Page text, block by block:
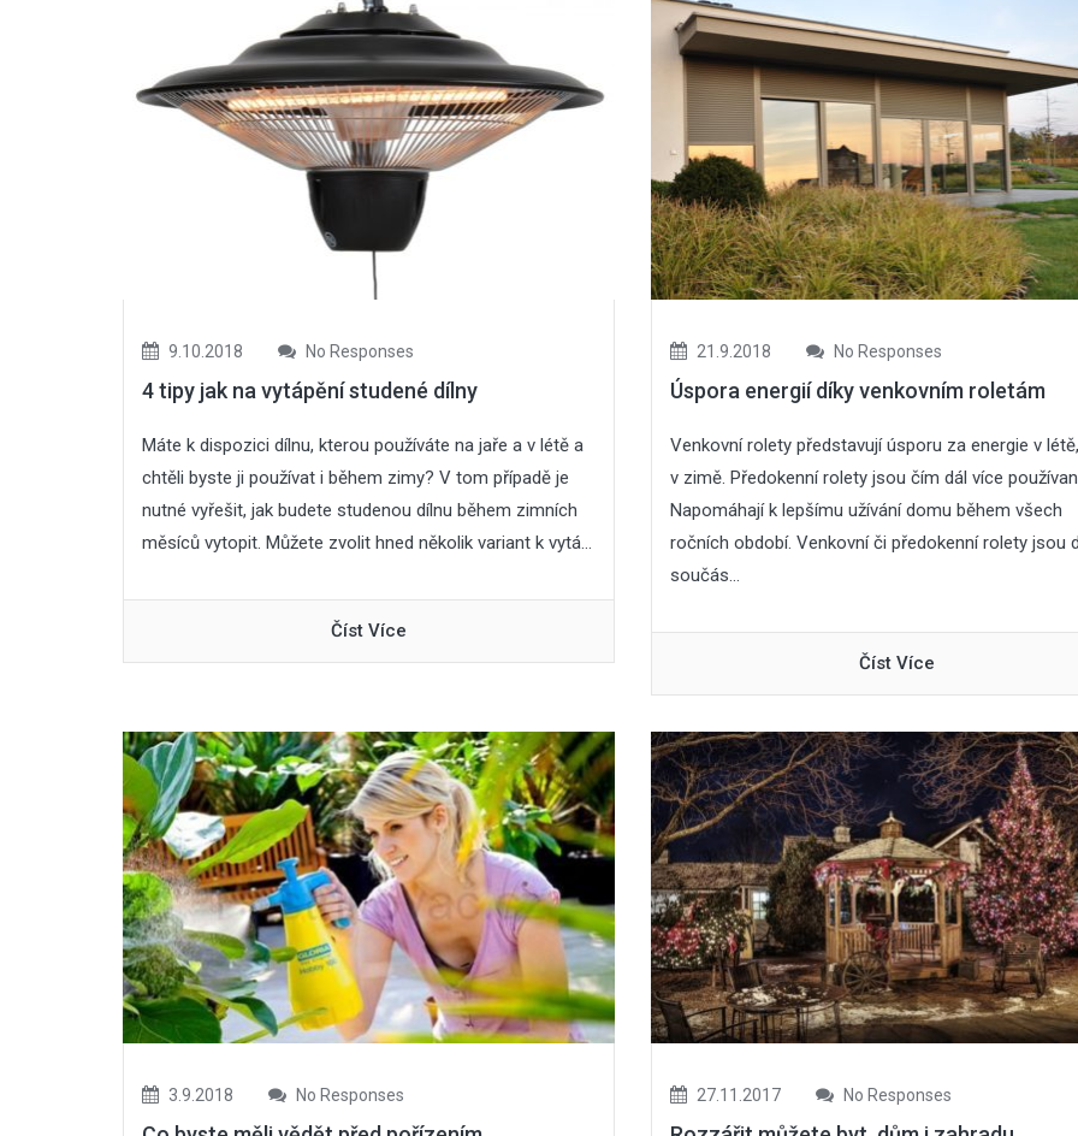
9.10.2018 No Responses
4 tipy jak na vytápění studené dílny
Máte k dispozici dílnu, kterou používáte na jaře a v létě a
chtěli byste ji používat i během zimy? V tom případě je
nutné vyřešit, jak budete studenou dílnu během zimních
měsíců vytopit. Můžete zvolit hned několik variant k vytá...
Číst Více
21.9.2018 No Responses
Úspora energií díky venkovním roletám
Venkovní rolety představují úsporu za energie v
v zimě. Předokenní rolety jsou čím dál více
Napomáhají k lepšímu užívání domu během všech
ročních období. Venkovní či předokenní rolety jsou
součás...
Číst Více
3.9.2018 No Responses 27.11.2017 No Responses